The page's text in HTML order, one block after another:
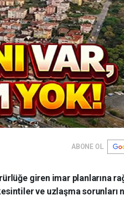
ABONE OL
giren imar planlarına
ve uzlaşma sorunları